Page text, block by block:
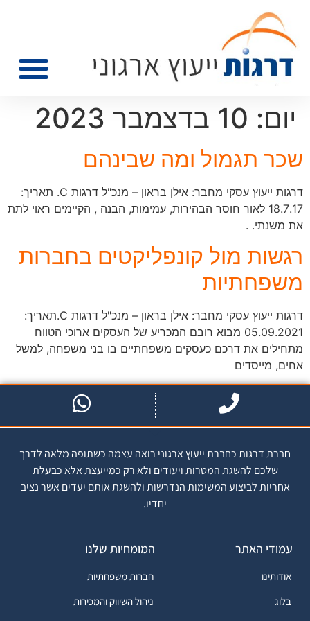
יום: 10 בדצמבר 2023
שכר תגמול ומה שבינהם
דרגות ייעוץ עסקי מחבר: אילן בראון – מנכ"ל דרגות C. תאריך:
18.7.17 לאור חוסר הבהירות, עמימות, הבנה , הקיימים ראוי לתת
את משנתי. .
רגשות מול קונפליקטים בחברות
משפחתיות
דרגות ייעוץ עסקי מחבר: אילן בראון – מנכ"ל דרגות C.תאריך:
05.09.2021 מבוא רובם המכריע של העסקים ארוכי הטווח
מתחילים את דרכם כעסקים משפחתיים בו בני משפחה, למשל
אחים, מייסדים
חברת דרגות כחברת ייעוץ ארגוני רואה עצמה כשתופה מלאה לדרך
שלכם להשגת המטרות ויעודים ולא רק כמייעצת אלא כבעלת
אחריות לביצוע המשימות הנדרשות ולהשגת אותם יעדים אשר נציב
יחדיו.
עמודי האתר
אודותינו
בלוג
המומחיות שלנו
חברות משפחתיות
ניהול השיווק והמכירות